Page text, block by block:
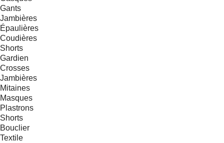
Gants
Jambières
Épaulières
Coudières
Shorts
Gardien
Crosses
Jambières
Mitaines
Masques
Plastrons
Shorts
Bouclier
Textile